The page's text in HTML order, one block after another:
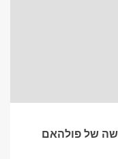
של פולהאם